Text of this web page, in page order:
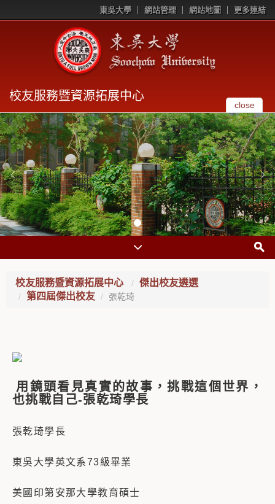
東吳大學 網站管理 網站地圖 更多連結
校友服務暨資源拓展中心
close
校友服務暨資源拓展中心
傑出校友遴選
第四屆傑出校友
張乾琦
用鏡頭看見真實的故事，挑戰這個世界，
也挑戰自己-張乾琦學長
張乾琦學長
東吳大學英文系73級畢業
美國印第安那大學教育碩士